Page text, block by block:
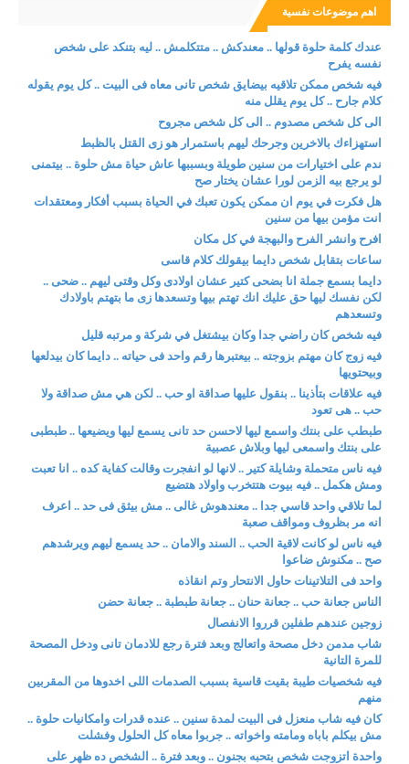
اهم موضوعات نفسية
عندك كلمة حلوة قولها .. معندكش .. متتكلمش .. ليه بتنكد على شخص
نفسه يفرح
فيه شخص ممكن تلاقيه بيضايق شخص تانى معاه فى البيت .. كل يوم يقوله
كلام جارح .. كل يوم يقلل منه
الى كل شخص مصدوم .. الى كل شخص مجروح
استهزاءك بالاخرين وجرحك ليهم باستمرار هو زى القتل بالظبط
ندم على اختيارات من سنين طويلة وبسببها عاش حياة مش حلوة .. بيتمنى
لو يرجع بيه الزمن لورا عشان يختار صح
هل فكرت في يوم ان ممكن يكون تعبك في الحياة بسبب أفكار ومعتقدات
انت مؤمن بيها من سنين
افرح وانشر الفرح والبهجة في كل مكان
ساعات بتقابل شخص دايما بيقولك كلام قاسى
دايما بسمع جملة انا بضحى كتير عشان اولادى وكل وقتى ليهم .. ضحى ..
لكن نفسك ليها حق عليك انك تهتم بيها وتسعدها زى ما بتهتم باولادك
وتسعدهم
فيه شخص كان راضي جدا وكان بيشتغل في شركة و مرتبه قليل
فيه زوج كان مهتم بزوجته .. بيعتبرها رقم واحد فى حياته .. دايما كان بيدلعها
وبيحتويها
فيه علاقات بتأذينا .. بنقول عليها صداقة او حب .. لكن هي مش صداقة ولا
حب .. هى تعود
طبطب على بنتك واسمع ليها لاحسن حد تانى يسمع ليها ويضيعها .. طبطبى
على بنتك واسمعى ليها وبلاش عصبية
فيه ناس متحملة وشايلة كتير .. لانها لو انفجرت وقالت كفاية كده .. انا تعبت
ومش هكمل .. فيه بيوت هتتخرب واولاد هتضيع
لما تلاقي واحد قاسي جدا .. معندهوش غالى .. مش بيثق فى حد .. اعرف
انه مر بظروف ومواقف صعبة
فيه ناس لو كانت لاقية الحب .. السند والامان .. حد يسمع ليهم ويرشدهم
صح .. مكنوش ضاعوا
واحد فى التلاتينات حاول الانتحار وتم انقاذه
الناس جعانة حب .. جعانة حنان .. جعانة طبطبة .. جعانة حضن
زوجين عندهم طفلين قرروا الانفصال
شاب مدمن دخل مصحة واتعالج وبعد فترة رجع للادمان تانى ودخل المصحة
للمرة التانية
فيه شخصيات طيبة بقيت قاسية بسبب الصدمات اللى اخدوها من المقربين
منهم
كان فيه شاب منعزل فى البيت لمدة سنين .. عنده قدرات وامكانيات حلوة ..
مش بيكلم باباه ومامته واخواته .. جربوا معاه كل الحلول وفشلت
واحدة اتزوجت شخص بتحبه بجنون .. وبعد فترة .. الشخص ده ظهر على